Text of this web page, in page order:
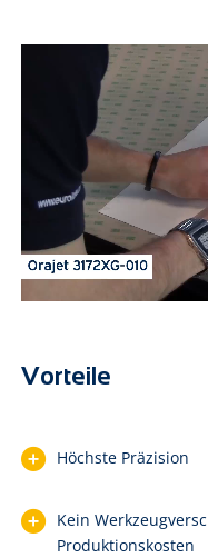
Vorteile
Höchste Präzision
Kein
Produktionskosten